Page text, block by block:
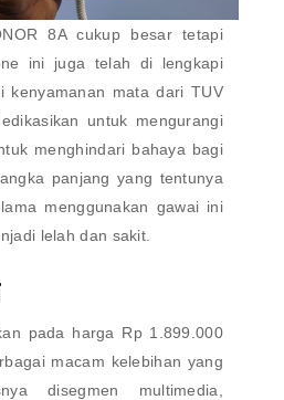
8A cukup besar tetapi
ini juga telah di lengkapi
kenyamanan mata dari TUV
untuk mengurangi
menghindari bahaya bagi
panjang yang tentunya
menggunakan gawai ini
lelah dan sakit.
pada harga Rp 1.899.000
macam kelebihan yang
disegmen multimedia,